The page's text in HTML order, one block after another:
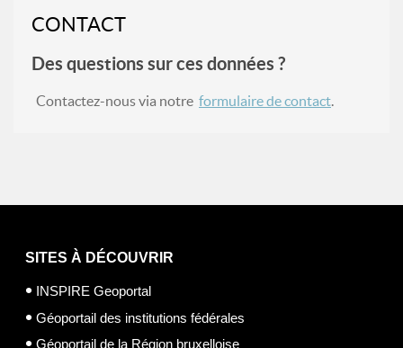
CONTACT
Des questions sur ces données ?
Contactez-nous via notre formulaire de contact.
SITES À DÉCOUVRIR
INSPIRE Geoportal
Géoportail des institutions fédérales
Géoportail de la Région bruxelloise